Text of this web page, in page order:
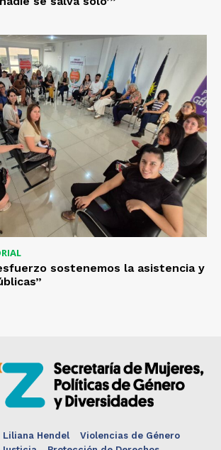
sostenemos la asistencia y
Liliana Hendel
Violencias de Género